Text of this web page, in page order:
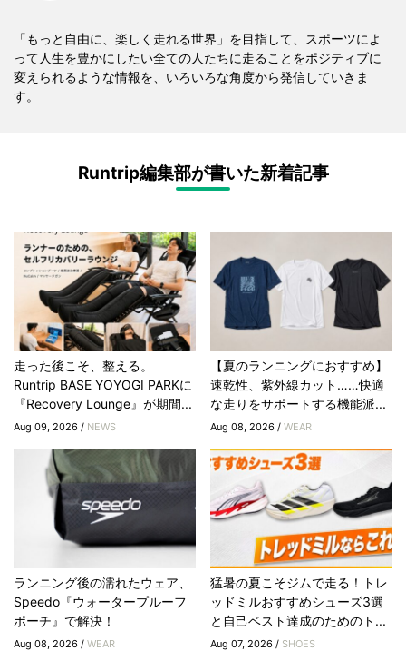
「もっと自由に、楽しく走れる世界」を目指して、スポーツによ
って人生を豊かにしたい全ての人たちに走ることをポジティブに
変えられるような情報を、いろいろな角度から発信していきま
す。
Runtrip編集部が書いた新着記事
走った後こそ、整える。
Runtrip BASE YOYOGI PARKに
『Recovery Lounge』が期間...
Aug 09, 2026 / NEWS
【夏のランニングにおすすめ】
速乾性、紫外線カット……快適
な走りをサポートする機能派...
Aug 08, 2026 /WEAR
ランニング後の濡れたウェア、
Speedo『ウォータープルーフ
ポーチ』で解決！
Aug 08, 2026 / WEAR
猛暑の夏こそジムで走る！トレ
ッドミルおすすめシューズ3選
と自己ベスト達成のためのト...
Aug 07, 2026 / SHOES